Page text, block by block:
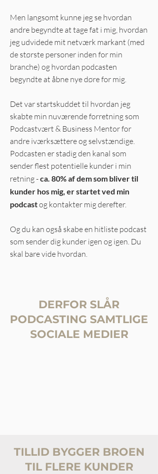
Men langsomt kunne jeg se hvordan
andre begyndte at tage fat i mig, hvordan
jeg udvidede mit netværk markant (med
de største personer inden for min
branche) og hvordan podcasten
begyndte at åbne nye døre for mig.
Det var startskuddet til hvordan jeg
skabte min nuværende forretning som
Podcastvært & Business Mentor for
andre iværksættere og selvstændige.
Podcasten er stadig den kanal som
sender flest potentielle kunder i min
retning -ca. 80% af dem som bliver til
kunder hos mig, er startet ved min
podcastog kontakter mig derefter.
Og du kan også skabe en hitliste podcast
som sender dig kunder igen og igen. Du
skal bare vide hvordan.
DERFOR SLÅR
PODCASTING SAMTLIGE
SOCIALE MEDIER
TILLID BYGGER BROEN
TIL FLERE KUNDER